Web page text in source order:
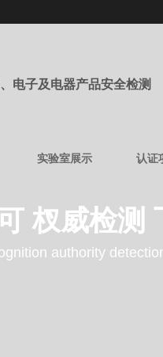
电子及电器产品安全检测
实验室展示 认证
杈威检测
authority